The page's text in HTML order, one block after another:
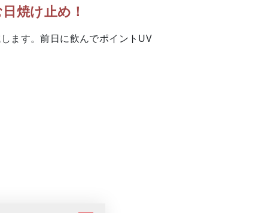
焼け止め！
ます。前日に飲んでポイントUV